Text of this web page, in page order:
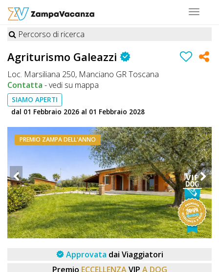
Toggle
STRUTTURE
A
DOG
LUOGHI
A
DOG
OFFERTE
A
DOG
Percorso di ricerca
Agriturismo Galeazzi
Loc. Marsiliana 250, Manciano GR Toscana
Contatta -vedi su mappa
SIAMO APERTI
dal 01 Febbraio 2026 al 01 Febbraio 2028
PREMIO ZAMPA DELL'ANNO
Approvata dai Viaggiatori
Premio ECCELLENZA VIP A DOG